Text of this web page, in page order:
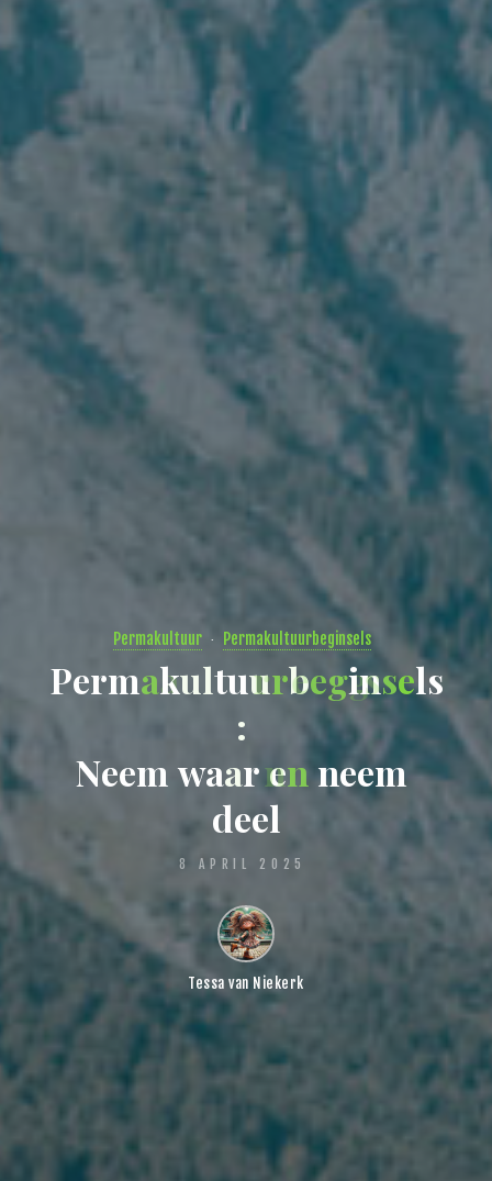
Permakultuur Permakultuurbeginsels
Permakultuurbeginsels
:
Neem waar en neem
deel
8 APRIL 2025
Tessa van Niekerk